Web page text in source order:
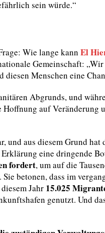
sein würde.“
Wie lange kann El
Gemeinschaft:
Menschen eine
Abgrunds, und
auf Veränderung
und aus diesem Grund
eine dringende
fordert, um auf die
betonen, dass im
Jahr 15.025
genutzt. Und